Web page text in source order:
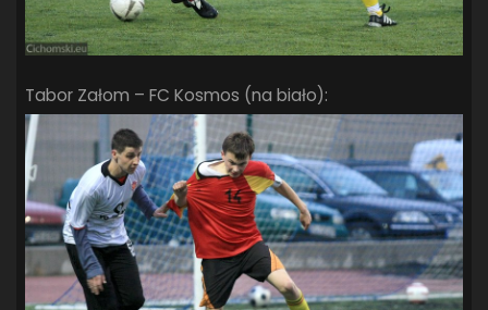
Tabor Załom – FC Kosmos (na biało):